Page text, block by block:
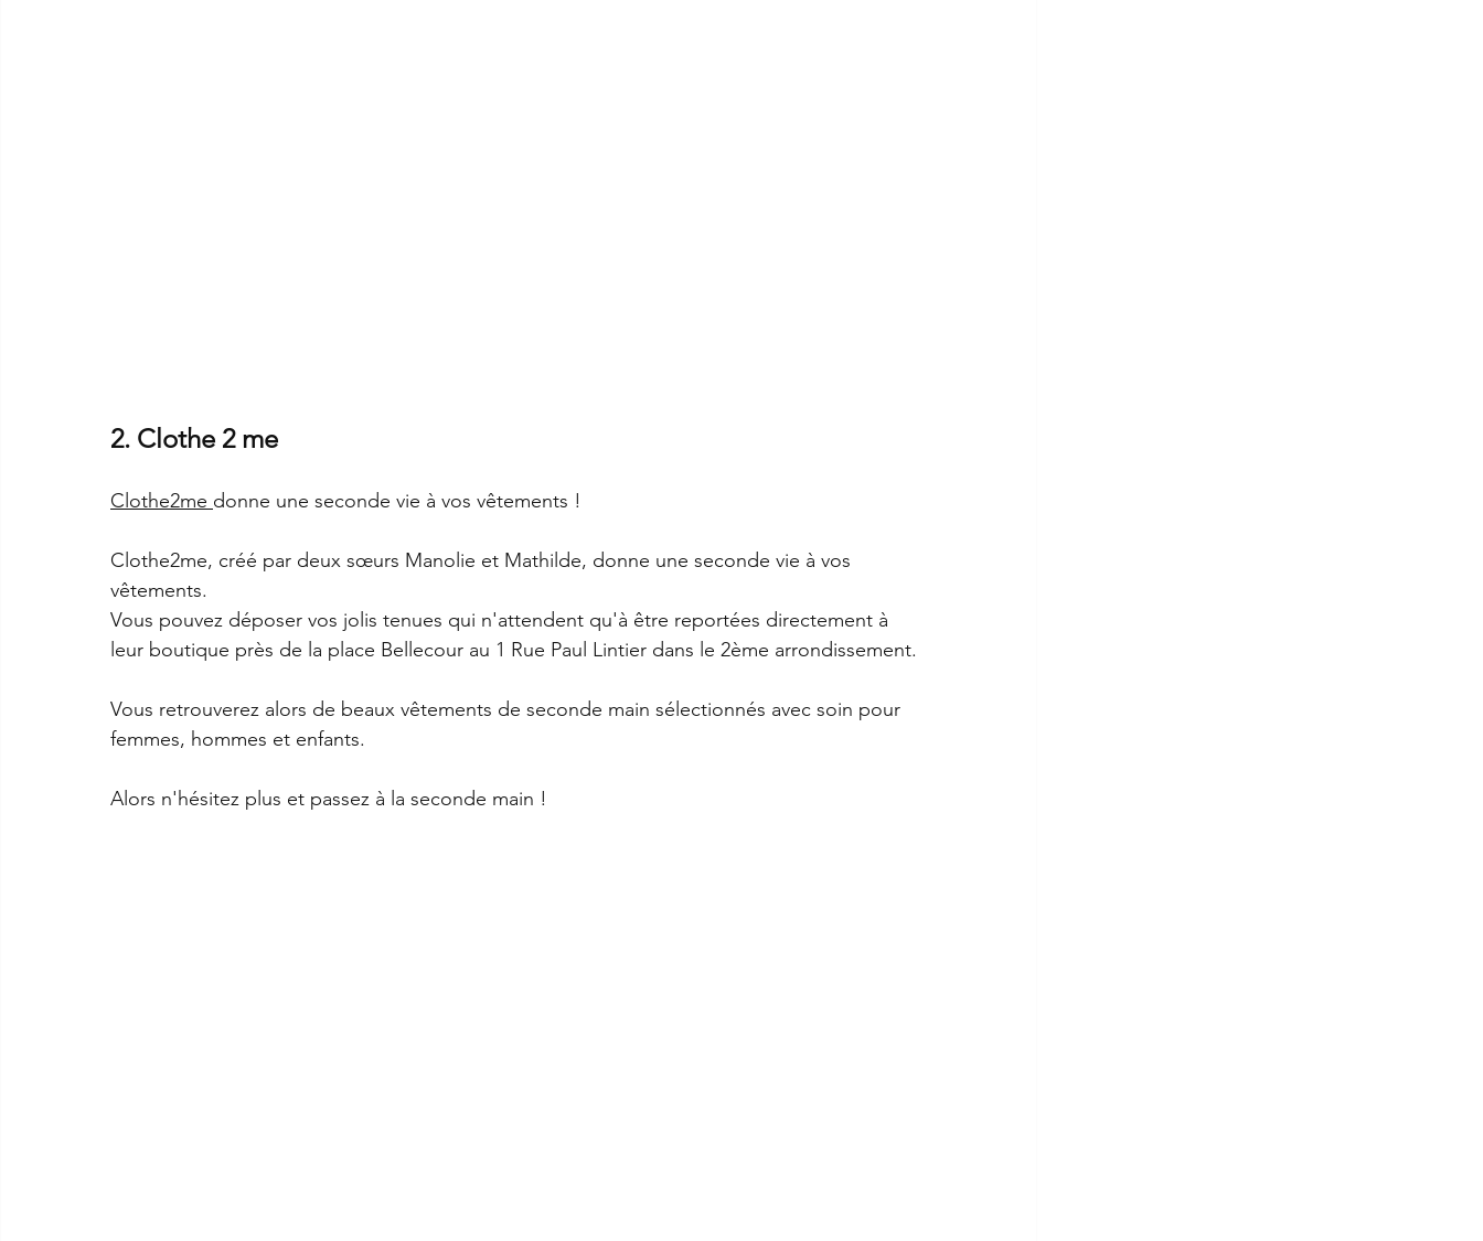
2. Clothe 2 me
Clothe2me donne une seconde vie à vos vêtements !
Clothe2me, créé par deux sœurs Manolie et Mathilde, donne une seconde vie à vos
vêtements.
Vous pouvez déposer vos jolis tenues qui n'attendent qu'à être reportées directement à
leur boutique près de la place Bellecour au 1 Rue Paul Lintier dans le 2ème arrondissement.
Vous retrouverez alors de beaux vêtements de seconde main sélectionnés avec soin pour
femmes, hommes et enfants.
Alors n'hésitez plus et passez à la seconde main !